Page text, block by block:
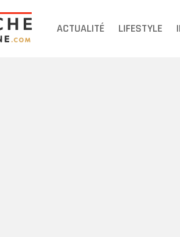
ACTUALITÉ LIFESTYLE